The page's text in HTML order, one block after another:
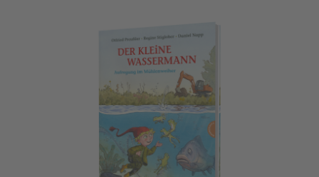
Der kleine Wassermann: Aufregung im Mühlenweiher